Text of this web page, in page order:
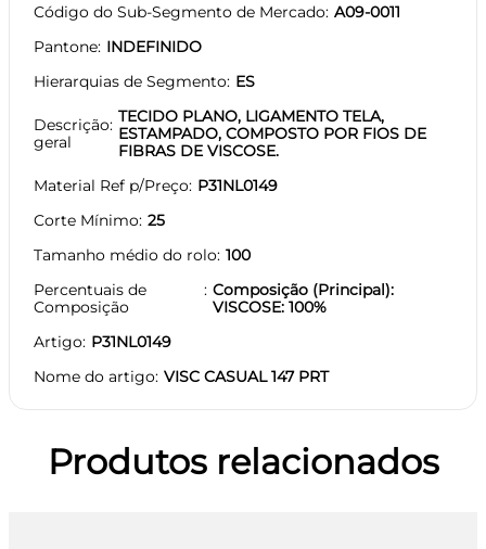
Código do Sub-Segmento de Mercado A09-0011
Pantone INDEFINIDO
Hierarquias de Segmento ES
Descrição
geral
TECIDO PLANO, LIGAMENTO TELA,
ESTAMPADO, COMPOSTO POR FIOS DE
FIBRAS DE VISCOSE.
Material Ref p/Preço P31NL0149
Corte Mínimo 25
Tamanho médio do rolo 100
Percentuais de
Composição
Composição (Principal):
VISCOSE: 100%
Artigo P31NL0149
Nome do artigo VISC CASUAL 147 PRT
Produtos relacionados